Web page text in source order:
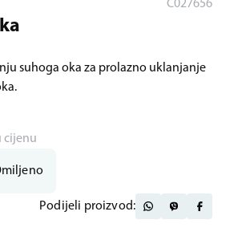
C027656
suhoga oka za prolazno uklanjanje
cijenu
Podijeli proizvod: